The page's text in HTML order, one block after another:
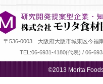
〒536-0003 大阪府大阪市城東区今福
TEL:06-6931-4180(代表) / 06-
©2013 Morita